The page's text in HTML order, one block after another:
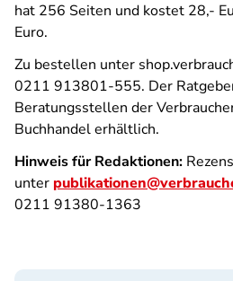
hat 256 Seiten und kostet 28,-
Euro.
Zu bestellen unter
0211 913801-555. Der
Beratungsstellen der
Buchhandel erhältlich.
Hinweis für Redaktionen:
unter
0211 91380-1363